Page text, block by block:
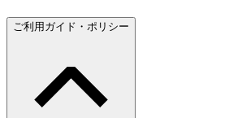
ご利用ガイド・ポリシー